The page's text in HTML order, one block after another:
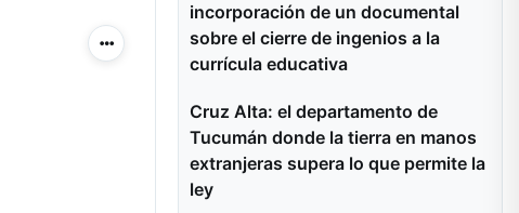
Más acciones
incorporación de un documental
sobre el cierre de ingenios a la
currícula educativa
Cruz Alta: el departamento de
Tucumán donde la tierra en manos
extranjeras supera lo que permite la
ley